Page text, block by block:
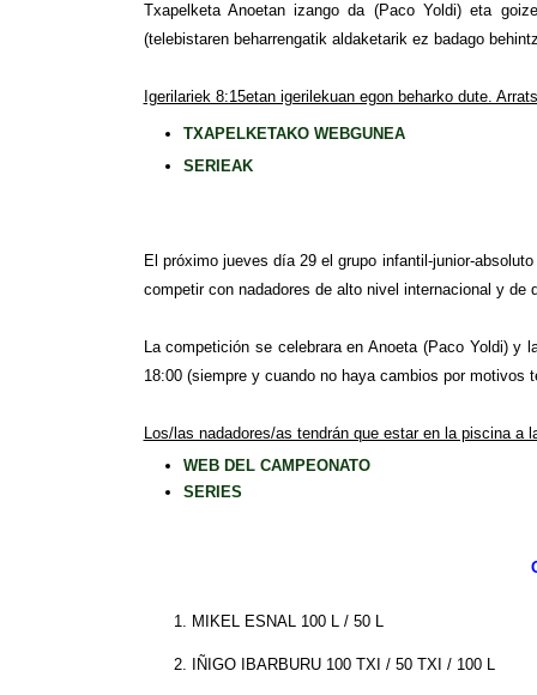
Txapelketa Anoetan izango da (Paco Yoldi) eta
(telebistaren beharrengatik aldaketarik ez badago
Igerilariek 8:15etan igerilekuan egon beharko dute.
TXAPELKETAKO WEBGUNEA
SERIEAK
El próximo jueves día 29 el grupo infantil-junior-
competir con nadadores de alto nivel internacional y de
La competición se celebrara en Anoeta (Paco Yoldi) y
18:00 (siempre y cuando no haya cambios por motivos
Los/las nadadores/as tendrán que estar en la piscina a
WEB DEL CAMPEONATO
SERIES
MIKEL ESNAL 100 L / 50 L
IÑIGO IBARBURU 100 TXI / 50 TXI / 100 L